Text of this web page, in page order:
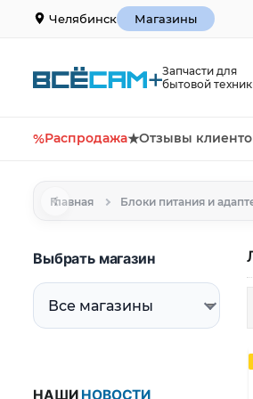
Челябинск Магазины
Запчасти для
бытовой
%Распродажа★Отзывы
Главная Блоки питания и
Выбрать магазин
НАШИ НОВОСТИ